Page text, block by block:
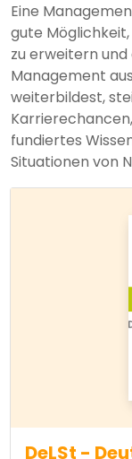
Eine
gute
zu erweitern
Management
weiterbildest,
fundiertes
Situationen von
DeLSt -